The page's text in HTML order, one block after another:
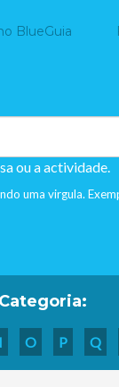
BlueGuia
ou a actividade.
uma virgula.
O P Q